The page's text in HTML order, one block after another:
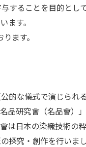
することを目的とし
ます。
ます。
的な儀式で演じられ
品研究會（名品會）
は日本の染織技術の
探究・創作を行いまし